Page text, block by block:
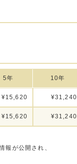
5年 10年
¥15,620 ¥31,240
¥15,620 ¥31,240
が公開され、